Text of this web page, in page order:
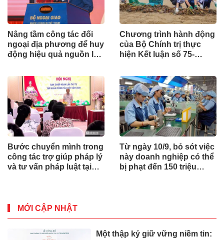
Nâng tầm công tác đối
ngoại địa phương để huy
động hiệu quả nguồn lực
Chương trình hành động
của Bộ Chính trị thực
hiện Kết luận số 75-
Bước chuyển mình trong
công tác trợ giúp pháp lý
và tư vấn pháp luật tại
Từ ngày 10/9, bỏ sót việc
này doanh nghiệp có thể
bị phạt đến 150 triệu
MỚI CẬP NHẬT
Một thập kỷ giữ vững niềm tin: